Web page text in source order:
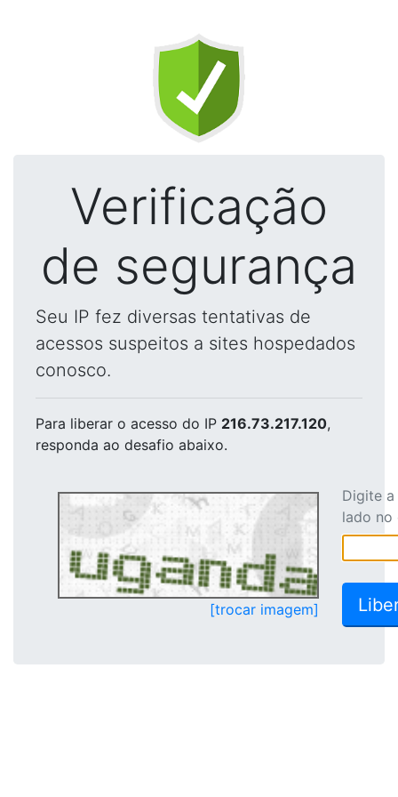
Verificação
de segurança
Seu IP fez diversas tentativas de
acessos suspeitos a sites hospedados
conosco.
Para liberar o acesso do IP 216.73.217.120,
responda ao desafio abaixo.
[trocar imagem]
Digite
lado no